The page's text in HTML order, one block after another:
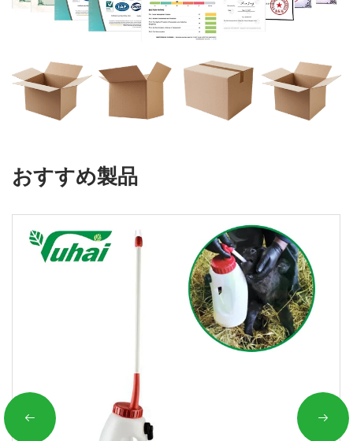
おすすめ製品